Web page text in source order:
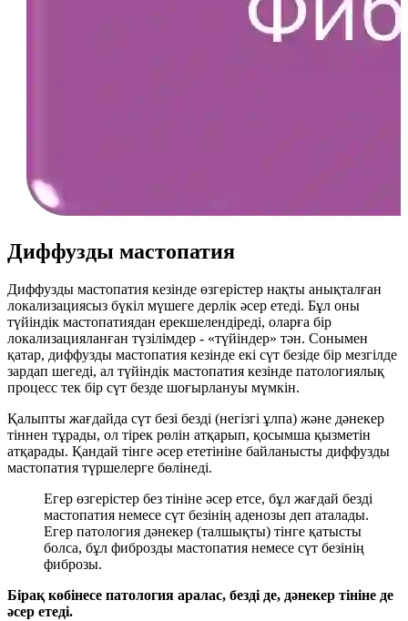
Диффузды мастопатия
Диффузды мастопатия кезінде өзгерістер нақты анықталған
локализациясыз бүкіл мүшеге дерлік әсер етеді. Бұл оны
түйіндік мастопатиядан ерекшелендіреді, оларға бір
локализацияланған түзілімдер - «түйіндер» тән. Сонымен
қатар, диффузды мастопатия кезінде екі сүт безіде бір мезгілде
зардап шегеді, ал түйіндік мастопатия кезінде патологиялық
процесс тек бір сүт безде шоғырлануы мүмкін.
Қалыпты жағдайда сүт безі безді (негізгі ұлпа) және дәнекер
тіннен тұрады, ол тірек рөлін атқарып, қосымша қызметін
атқарады. Қандай тінге әсер ететініне байланысты диффузды
мастопатия түршелерге бөлінеді.
Егер өзгерістер без тініне әсер етсе, бұл жағдай безді
мастопатия немесе сүт безінің аденозы деп аталады.
Егер патология дәнекер (талшықты) тінге қатысты
болса, бұл фиброзды мастопатия немесе сүт безінің
фиброзы.
Бірақ көбінесе патология аралас, безді де, дәнекер тініне де
әсер етеді.